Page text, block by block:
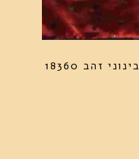
קסמי במה- כדור זומבי בינוני זהב 18360